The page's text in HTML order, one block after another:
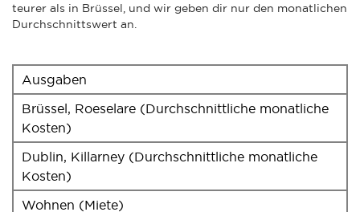
teurer als in Brüssel, und wir geben dir nur den monatlichen
Durchschnittswert an.
Ausgaben
Brüssel, Roeselare (Durchschnittliche monatliche
Kosten)
Dublin, Killarney (Durchschnittliche monatliche
Kosten)
Wohnen (Miete)